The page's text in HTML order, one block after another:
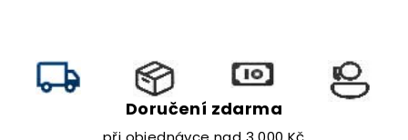
Doručení zdarma